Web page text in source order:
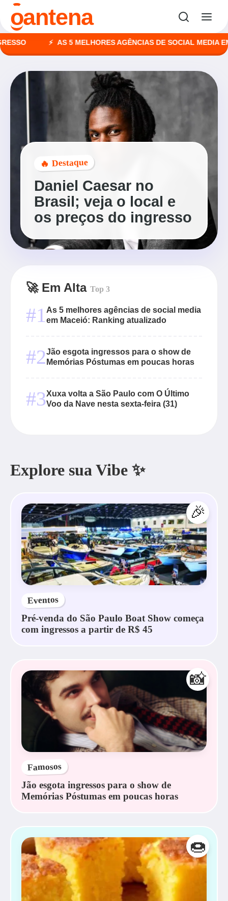
oantena
AS 5 MELHORES AGÊNCIAS DE SOCIAL MEDIA EM
🔥 Destaque
Daniel Caesar no
Brasil; veja o local e
os preços do ingresso
🚀 Em Alta Top 3
#1As 5 melhores agências de social media
em Maceió: Ranking atualizado
#2Jão esgota ingressos para o show de
Memórias Póstumas em poucas horas
#3Xuxa volta a São Paulo com O Último
Voo da Nave nesta sexta-feira (31)
Explore sua Vibe ✨
🎉
Eventos
Pré-venda do São Paulo Boat Show começa
com ingressos a partir de R$ 45
📸
Famosos
Jão esgota ingressos para o show de
Memórias Póstumas em poucas horas
🍩